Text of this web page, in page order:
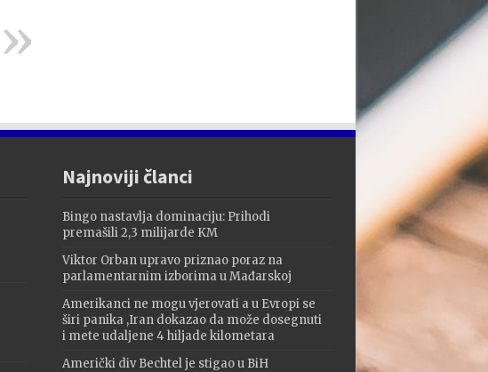
Najnoviji članci
Bingo nastavlja dominaciju: Prihodi
premašili 2,3 milijarde KM
Viktor Orban upravo priznao poraz na
parlamentarnim izborima u Mađarskoj
Amerikanci ne mogu vjerovati a u Evropi se
širi panika ,Iran dokazao da može dosegnuti
i mete udaljene 4 hiljade kilometara
Američki div Bechtel je stigao u BiH